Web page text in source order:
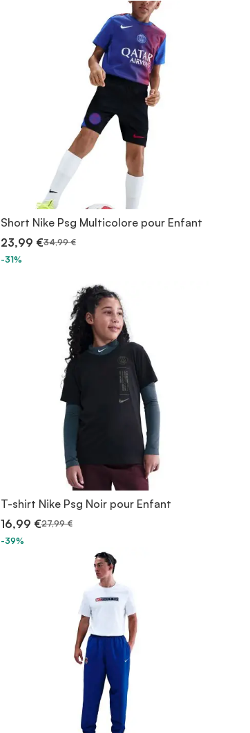
Short Nike Psg Multicolore pour Enfant
23,99 €34,99 €
-31%
T-shirt Nike Psg Noir pour Enfant
16,99 €27,99 €
-39%